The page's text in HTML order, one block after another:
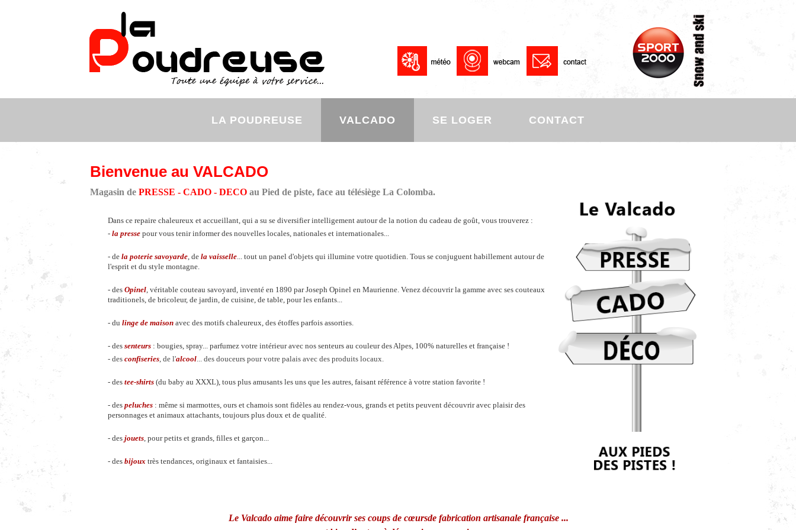
LA POUDREUSE VALCADO SE LOGER CONTACT
Bienvenue au VALCADO
Magasin de PRESSE - CADO - DECO au Pied de piste, face au télésiège La Colomba.
Dans ce repaire chaleureux et accueillant, qui a su se diversifier intelligement autour de la notion du cadeau de goût, vous trouverez :
- la presse pour vous tenir informer des nouvelles locales, nationales et internationales...
- de la poterie savoyarde, de la vaisselle... tout un panel d'objets qui illumine votre quotidien. Tous se conjuguent habillement autour de
l'esprit et du style montagne.
- des Opinel, véritable couteau savoyard, inventé en 1890 par Joseph Opinel en Maurienne. Venez découvrir la gamme avec ses couteaux
traditionels, de bricoleur, de jardin, de cuisine, de table, pour les enfants...
- du linge de maison avec des motifs chaleureux, des étoffes parfois assorties.
- des senteurs : bougies, spray... parfumez votre intérieur avec nos senteurs au couleur des Alpes, 100% naturelles et française !
- des confiseries, de l'alcool... des douceurs pour votre palais avec des produits locaux.
- des tee-shirts (du baby au XXXL), tous plus amusants les uns que les autres, faisant référence à votre station favorite !
- des peluches : même si marmottes, ours et chamois sont fidèles au rendez-vous, grands et petits peuvent découvrir avec plaisir des
personnages et animaux attachants, toujours plus doux et de qualité.
- des jouets, pour petits et grands, filles et garçon...
- des bijoux très tendances, originaux et fantaisies...
Le Valcado aime faire découvrir ses coups de cœursde fabrication artisanale française ...